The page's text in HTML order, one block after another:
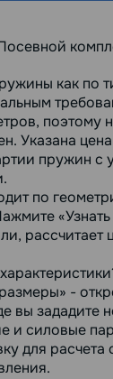
как по
поэтому
Указана
пружин с
по
рассчитает
-
вы зададите
и силовые
для расчета